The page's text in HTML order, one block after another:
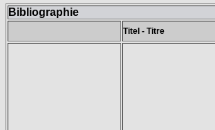
Bibliographie
Titel - Titre